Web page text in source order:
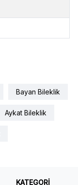
Bayan Bileklik
Aykat Bileklik
KATEGORİ